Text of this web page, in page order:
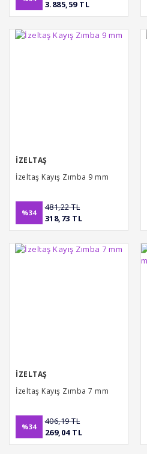
3.885,59 TL
İZELTAŞ
İzeltaş Kayış Zımba 9 mm
%34
481,22 TL
318,73 TL
İZELTAŞ
İzeltaş Kayış Zımba 7 mm
%34
406,19 TL
269,04 TL